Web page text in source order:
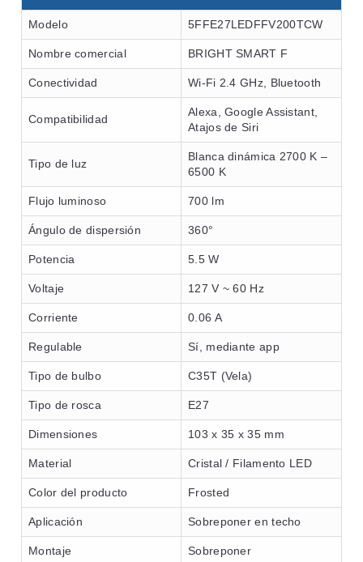
Modelo 5FFE27LEDFFV200TCW
Nombre comercial BRIGHT SMART F
Conectividad Wi-Fi 2.4 GHz, Bluetooth
Compatibilidad
Alexa, Google Assistant,
Atajos de Siri
Tipo de luz
Blanca dinámica 2700 K –
6500 K
Flujo luminoso 700 lm
Ángulo de dispersión 360°
Potencia 5.5 W
Voltaje 127 V ~ 60 Hz
Corriente 0.06 A
Regulable Sí, mediante app
Tipo de bulbo C35T (Vela)
Tipo de rosca E27
Dimensiones 103 x 35 x 35 mm
Material Cristal / Filamento LED
Color del producto Frosted
Aplicación Sobreponer en techo
Montaje Sobreponer